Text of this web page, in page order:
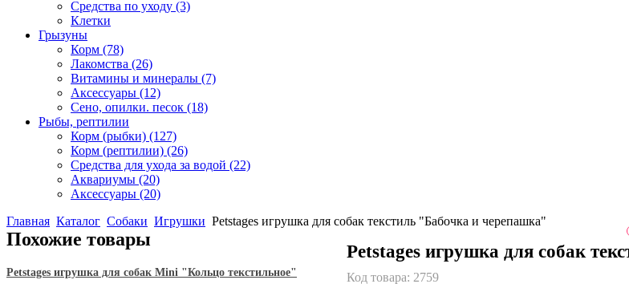
Средства по уходу (3)
Клетки
Грызуны
Корм (78)
Лакомства (26)
Витамины и минералы (7)
Аксессуары (12)
Сено, опилки. песок (18)
Рыбы, рептилии
Корм (рыбки) (127)
Корм (рептилии) (26)
Средства для ухода за водой (22)
Аквариумы (20)
Аксессуары (20)
Главная Каталог Собаки Игрушки Petstages игрушка для собак текстиль "Бабочка и черепашка"
Похожие товары
Petstages игрушка для собак Mini "Кольцо текстильное"
Petstages игрушка для собак
Код товара: 2759